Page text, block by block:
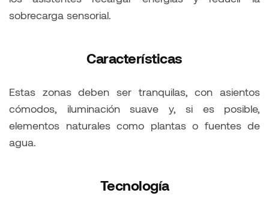
sobrecarga sensorial.
Características
Estas zonas deben ser tranquilas, con asientos
cómodos, iluminación suave y, si es posible,
elementos naturales como plantas o fuentes de
agua.
Tecnología